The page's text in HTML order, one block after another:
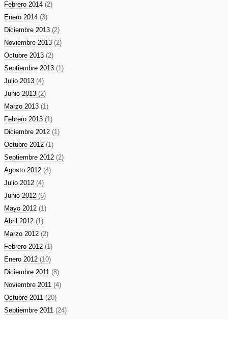
Febrero 2014 (2)
Enero 2014 (3)
Diciembre 2013 (2)
Noviembre 2013 (2)
Octubre 2013 (2)
Septiembre 2013 (1)
Julio 2013 (4)
Junio 2013 (2)
Marzo 2013 (1)
Febrero 2013 (1)
Diciembre 2012 (1)
Octubre 2012 (1)
Septiembre 2012 (2)
Agosto 2012 (4)
Julio 2012 (4)
Junio 2012 (6)
Mayo 2012 (1)
Abril 2012 (1)
Marzo 2012 (2)
Febrero 2012 (1)
Enero 2012 (10)
Diciembre 2011 (8)
Noviembre 2011 (4)
Octubre 2011 (20)
Septiembre 2011 (24)